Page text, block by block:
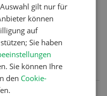
begehrt: Der Boom zur
Schweiz zeigt
am Markt teilzuhaben.
gilt nur für
können
auf
Sie haben
Sie können Ihre
den Cookie-